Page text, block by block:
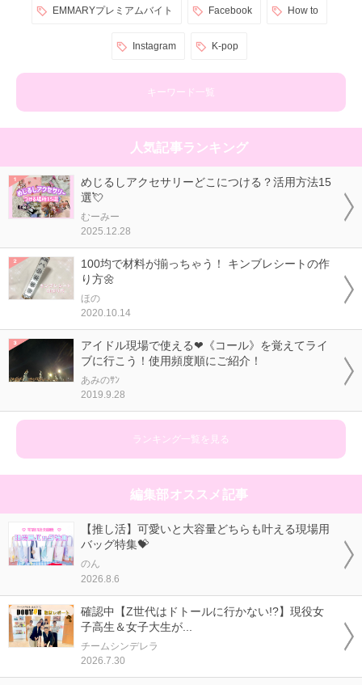
EMMARYプレミアムバイト Facebook How to
Instagram K-pop
キーワード一覧
人気記事ランキング
めじるしアクセサリーどこにつける？活用方法15
選💘
むーみー
2025.12.28
100均で材料が揃っちゃう！ キンブレシートの作
り方🌼
ほの
2020.10.14
アイドル現場で使える❤《コール》を覚えてライ
ブに行こう！使用頻度順にご紹介！
あみのｻﾝ
2019.9.28
ランキング一覧を見る
編集部オススメ記事
【推し活】可愛いと大容量どちらも叶える現場用
バッグ特集💝
のん
2026.8.6
確認中【Z世代はドトールに行かない!?】現役女
子高生＆女子大生が...
チームシンデレラ
2026.7.30